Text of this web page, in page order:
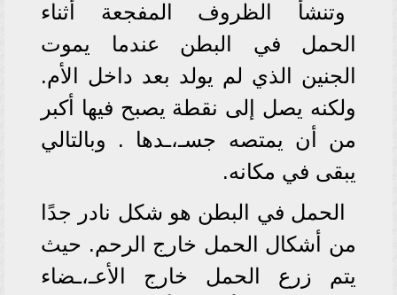
وتنشأ الظروف المفجعة أثناء
الحمل في البطن عندما يموت
الجنين الذي لم يولد بعد داخل الأم.
ولكنه يصل إلى نقطة يصبح فيها أكبر
من أن يمتصه جسـ،ـدها . وبالتالي
يبقى في مكانه.
الحمل في البطن هو شكل نادر جدًا
من أشكال الحمل خارج الرحم. حيث
يتم زرع الحمل خارج الأعـ،ـضاء